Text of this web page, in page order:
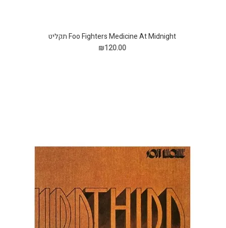
Foo Fighters Medicine At Midnight תקליט
₪120.00